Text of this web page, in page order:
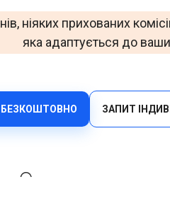
мультиканальність за допомогою
HLR Lookup
Flash Call
Економічна автентифікація
ніяких прихованих
яка адаптується до
БЕЗКОШТОВНО ЗАПИТ